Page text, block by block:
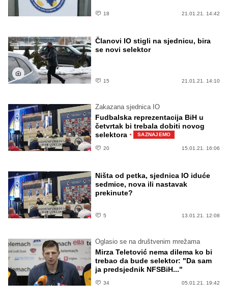
18 21.01.21. 14:42
Članovi IO stigli na sjednicu, bira
se novi selektor
15 21.01.21. 14:10
Zakazana sjednica IO
Fudbalska reprezentacija BiH u
četvrtak bi trebala dobiti novog
selektora · SAZNAJEMO
20 15.01.21. 16:06
Ništa od petka, sjednica IO iduće
sedmice, nova ili nastavak
prekinute?
5 13.01.21. 12:08
Oglasio se na društvenim mrežama
Mirza Teletović nema dilema ko bi
trebao da bude selektor: "Da sam
ja predsjednik NFSBiH..."
34 05.01.21. 19:42